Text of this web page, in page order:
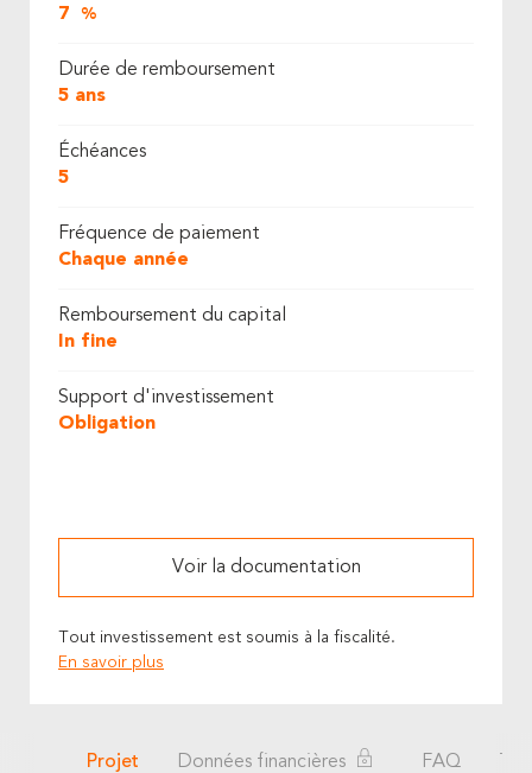
7 %
Durée de remboursement
5 ans
Échéances
5
Fréquence de paiement
Chaque année
Remboursement du capital
In fine
Support d'investissement
Obligation
Voir la documentation
Tout investissement est soumis à la fiscalité.
En savoir plus
Projet Données financières FAQ